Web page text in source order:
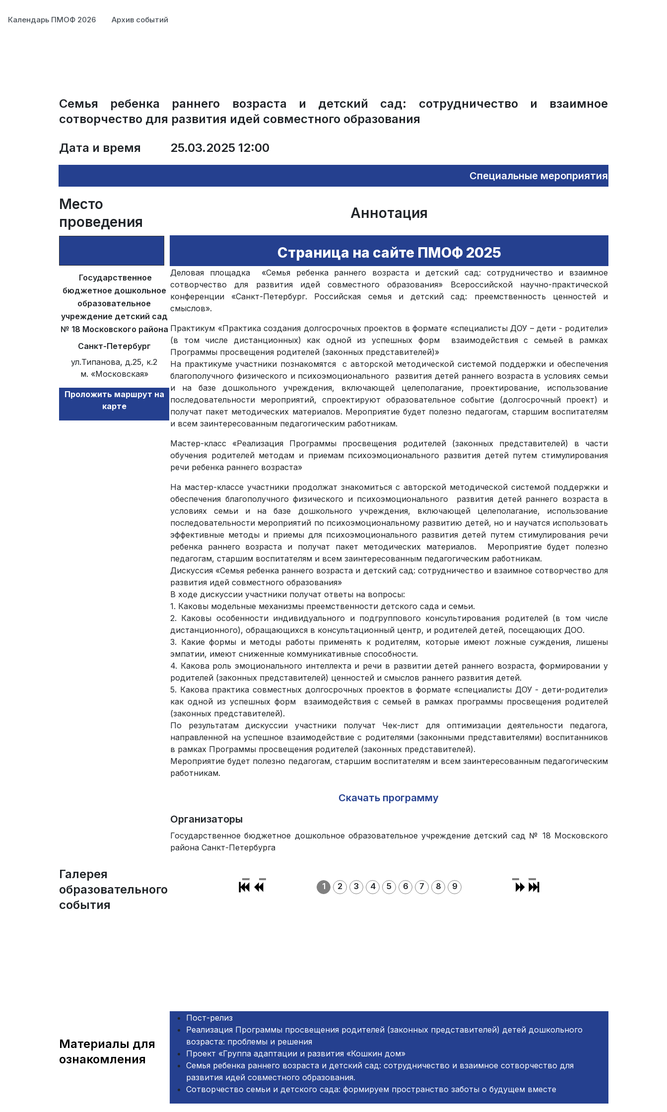
Календарь ПМОФ 2026 Архив событий
Семья ребенка раннего возраста и детский сад: сотрудничество и взаимное
сотворчество для развития идей совместного образования
Дата и время
25.03.2025 12:00
Специальные мероприятия
Место
проведения
Аннотация
Страница на сайте ПМОФ 2025
Государственное
бюджетное дошкольное
образовательное
учреждение детский сад
№ 18 Московского района
Санкт-Петербург
ул.Типанова, д.25, к.2
м. «Московская»
Проложить маршрут на
карте
Деловая площадка «Семья ребенка раннего возраста и детский сад: сотрудничество и взаимное
сотворчество для развития идей совместного образования» Всероссийской научно-практической
конференции «Санкт-Петербург. Российская семья и детский сад: преемственность ценностей и
смыслов».
Практикум «Практика создания долгосрочных проектов в формате «специалисты ДОУ – дети - родители»
(в том числе дистанционных) как одной из успешных форм взаимодействия с семьей в рамках
Программы просвещения родителей (законных представителей)»
На практикуме участники познакомятся с авторской методической системой поддержки и обеспечения
благополучного физического и психоэмоционального развития детей раннего возраста в условиях семьи
и на базе дошкольного учреждения, включающей целеполагание, проектирование, использование
последовательности мероприятий, спроектируют образовательное событие (долгосрочный проект) и
получат пакет методических материалов. Мероприятие будет полезно педагогам, старшим воспитателям
и всем заинтересованным педагогическим работникам.
Мастер-класс «Реализация Программы просвещения родителей (законных представителей) в части
обучения родителей методам и приемам психоэмоционального развития детей путем стимулирования
речи ребенка раннего возраста»
На мастер-классе участники продолжат знакомиться с авторской методической системой поддержки и
обеспечения благополучного физического и психоэмоционального развития детей раннего возраста в
условиях семьи и на базе дошкольного учреждения, включающей целеполагание, использование
последовательности мероприятий по психоэмоциональному развитию детей, но и научатся использовать
эффективные методы и приемы для психоэмоционального развития детей путем стимулирования речи
ребенка раннего возраста и получат пакет методических материалов. Мероприятие будет полезно
педагогам, старшим воспитателям и всем заинтересованным педагогическим работникам.
Дискуссия «Семья ребенка раннего возраста и детский сад: сотрудничество и взаимное сотворчество для
развития идей совместного образования»
В ходе дискуссии участники получат ответы на вопросы:
1. Каковы модельные механизмы преемственности детского сада и семьи.
2. Каковы особенности индивидуального и подгруппового консультирования родителей (в том числе
дистанционного), обращающихся в консультационный центр, и родителей детей, посещающих ДОО.
3. Какие формы и методы работы применять к родителям, которые имеют ложные суждения, лишены
эмпатии, имеют сниженные коммуникативные способности.
4. Какова роль эмоционального интеллекта и речи в развитии детей раннего возраста, формировании у
родителей (законных представителей) ценностей и смыслов раннего развития детей.
5. Какова практика совместных долгосрочных проектов в формате «специалисты ДОУ - дети-родители»
как одной из успешных форм взаимодействия с семьей в рамках программы просвещения родителей
(законных представителей).
По результатам дискуссии участники получат Чек-лист для оптимизации деятельности педагога,
направленной на успешное взаимодействие с родителями (законными представителями) воспитанников
в рамках Программы просвещения родителей (законных представителей).
Мероприятие будет полезно педагогам, старшим воспитателям и всем заинтересованным педагогическим
работникам.
Скачать программу
Организаторы
Государственное бюджетное дошкольное образовательное учреждение детский сад № 18 Московского
района Санкт-Петербурга
Галерея
образовательного
события
1 2 3 4 5 6 7 8 9
Материалы для
ознакомления
Пост-релиз
Реализация Программы просвещения родителей (законных представителей) детей дошкольного
возраста: проблемы и решения
Проект «Группа адаптации и развития «Кошкин дом»
Семья ребенка раннего возраста и детский сад: сотрудничество и взаимное сотворчество для
развития идей совместного образования.
Сотворчество семьи и детского сада: формируем пространство заботы о будущем вместе